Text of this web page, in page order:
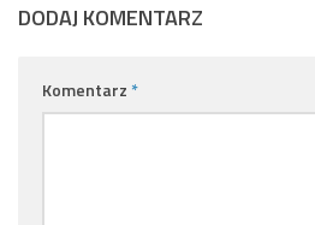
DODAJ KOMENTARZ
Komentarz *